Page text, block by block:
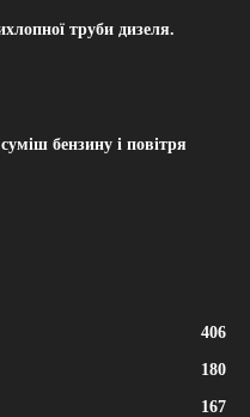
труби дизеля.
бензину і повітря
406
180
167